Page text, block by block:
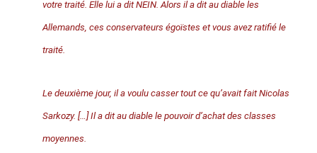
votre traité. Elle lui a dit NEIN. Alors il a dit au diable les
Allemands, ces conservateurs égoïstes et vous avez ratifié le
traité.
Le deuxième jour, il a voulu casser tout ce qu’avait fait Nicolas
Sarkozy. […] Il a dit au diable le pouvoir d’achat des classes
moyennes.